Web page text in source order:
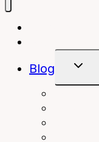
Blog